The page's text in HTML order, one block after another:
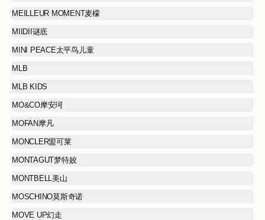
MEILLEUR MOMENT麦檬
MIIDII谜底
MINI PEACE太平鸟儿童
MLB
MLB KIDS
MO&CO摩安珂
MOFAN摩凡
MONCLER盟可莱
MONTAGUT梦特姣
MONTBELL美山
MOSCHINO莫斯奇诺
MOVE UP幻走